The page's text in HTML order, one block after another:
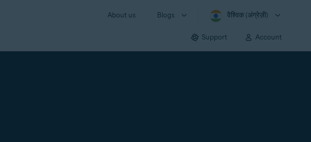
About us Blogs वैश्विक (अंग्रेज़ी)
Support Account